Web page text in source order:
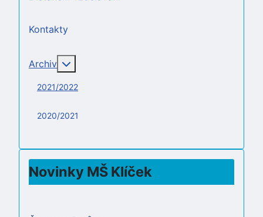
Kontakty
Archiv
2021/2022
2020/2021
Novinky MŠ Klíček